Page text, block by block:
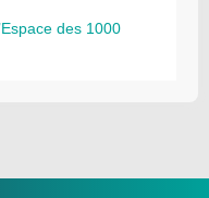
des 1000